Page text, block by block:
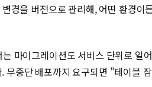
경을 버전으로 관리해, 어떤 환경이
는 마이그레이션도 서비스 단위로 일
중단 배포까지 요구되면 "테이블